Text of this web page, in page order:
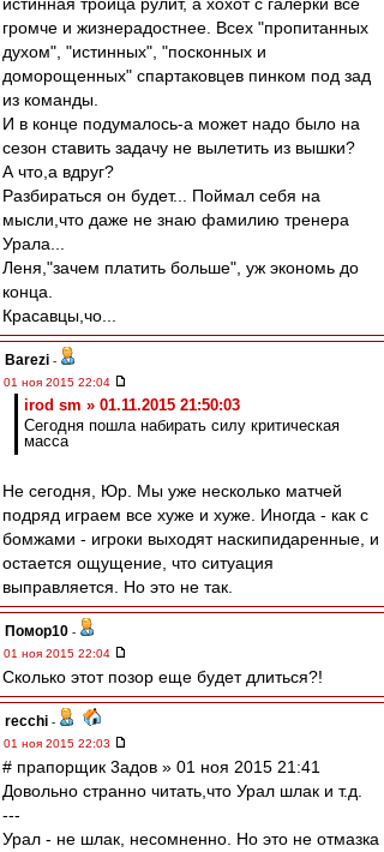
громче и жизнерадостнее. Всех "пропитанных
духом", "истинных", "посконных и
доморощенных" спартаковцев пинком под зад
из команды.
И в конце подумалось-а может надо было на
сезон ставить задачу не вылетить из вышки?
А что,а вдруг?
Разбираться он будет... Поймал себя на
мысли,что даже не знаю фамилию тренера
Урала...
Леня,"зачем платить больше", уж экономь до
конца.
Красавцы,чо...
Barezi -
01 ноя 2015 22:04
irod sm » 01.11.2015 21:50:03
Сегодня пошла набирать силу критическая
масса
Не сегодня, Юр. Мы уже несколько матчей
подряд играем все хуже и хуже. Иногда - как с
бомжами - игроки выходят наскипидаренные, и
остается ощущение, что ситуация
выправляется. Но это не так.
Помор10 -
01 ноя 2015 22:04
Сколько этот позор еще будет длиться?!
recchi -
01 ноя 2015 22:03
# прапорщик 3адoв » 01 ноя 2015 21:41
Довольно странно читать,что Урал шлак и т.д.
---
Урал - не шлак, несомненно. Но это не отмазка